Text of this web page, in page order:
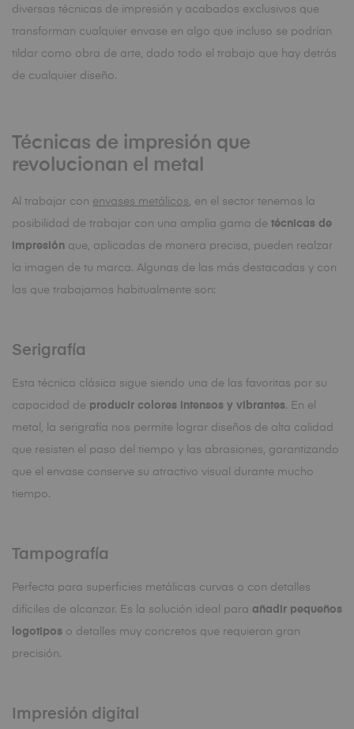
diversas técnicas de impresión y acabados exclusivos que
transforman cualquier envase en algo que incluso se podrían
tildar como obra de arte, dado todo el trabajo que hay detrás
de cualquier diseño.
Técnicas de impresión que
revolucionan el metal
Al trabajar con envases metálicos, en el sector tenemos la
posibilidad de trabajar con una amplia gama de técnicas de
impresión que, aplicadas de manera precisa, pueden realzar
la imagen de tu marca. Algunas de las más destacadas y con
las que trabajamos habitualmente son:
Serigrafía
Esta técnica clásica sigue siendo una de las favoritas por su
capacidad de producir colores intensos y vibrantes. En el
metal, la serigrafía nos permite lograr diseños de alta calidad
que resisten el paso del tiempo y las abrasiones, garantizando
que el envase conserve su atractivo visual durante mucho
tiempo.
Tampografía
Perfecta para superficies metálicas curvas o con detalles
difíciles de alcanzar. Es la solución ideal para añadir pequeños
logotipos o detalles muy concretos que requieran gran
precisión.
Impresión digital